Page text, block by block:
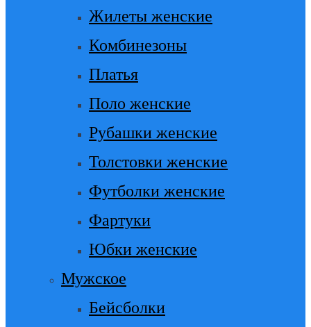
Жилеты женские
Комбинезоны
Платья
Поло женские
Рубашки женские
Толстовки женские
Футболки женские
Фартуки
Юбки женские
Мужское
Бейсболки